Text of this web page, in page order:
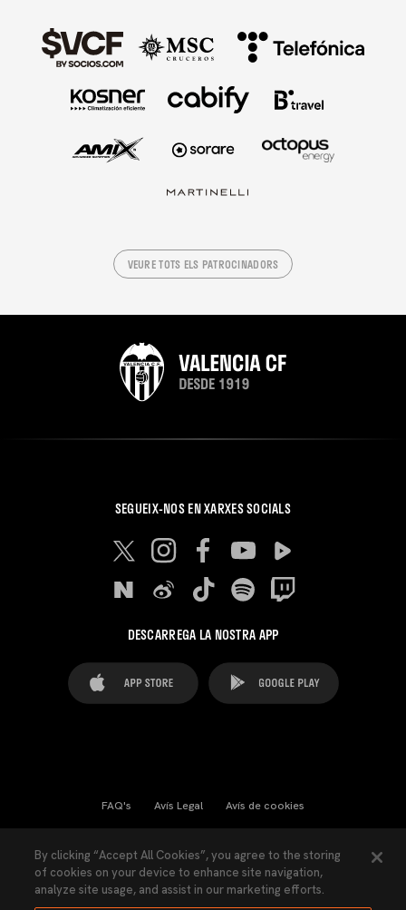
VEURE TOTS ELS PATROCINADORS
SEGUEIX-NOS EN XARXES SOCIALS
DESCARREGA LA NOSTRA APP
FAQ's Avís Legal Avís de cookies
Llei de Transparència Política de Privacitat
By clicking “Accept All Cookies”, you agree to the storing
of cookies on your device to enhance site navigation,
analyze site usage, and assist in our marketing efforts.